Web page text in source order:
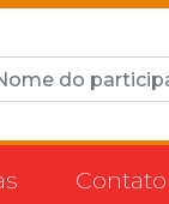
Contato